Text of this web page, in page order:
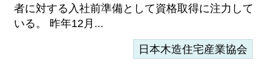
者に対する入社前準備として資格取得に注力して
いる。 昨年12月...
日本木造住宅産業協会